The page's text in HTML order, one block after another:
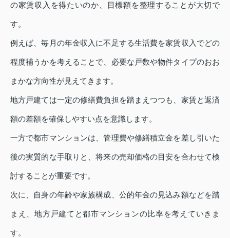
の家賃収入を得たいのか、目標額を整理することが大切で
す。
例えば、毎月の年金収入に不足する生活費を家賃収入でどの
程度補うかを考えることで、必要な戸数や物件タイプのおお
まかな方向性が見えてきます。
地方戸建ては一定の修繕費負担を踏まえつつも、家賃と返済
額の差額を確保しやすい点を意識します。
一方で都市マンションは、管理費や修繕積立金を差し引いた
後の実質的な手取りと、将来の売却価格の目安を合わせて検
討することが重要です。
次に、自身の年齢や家族構成、公的年金の見込み額などを踏
まえ、地方戸建てと都市マンションの比率を考えていきま
す。